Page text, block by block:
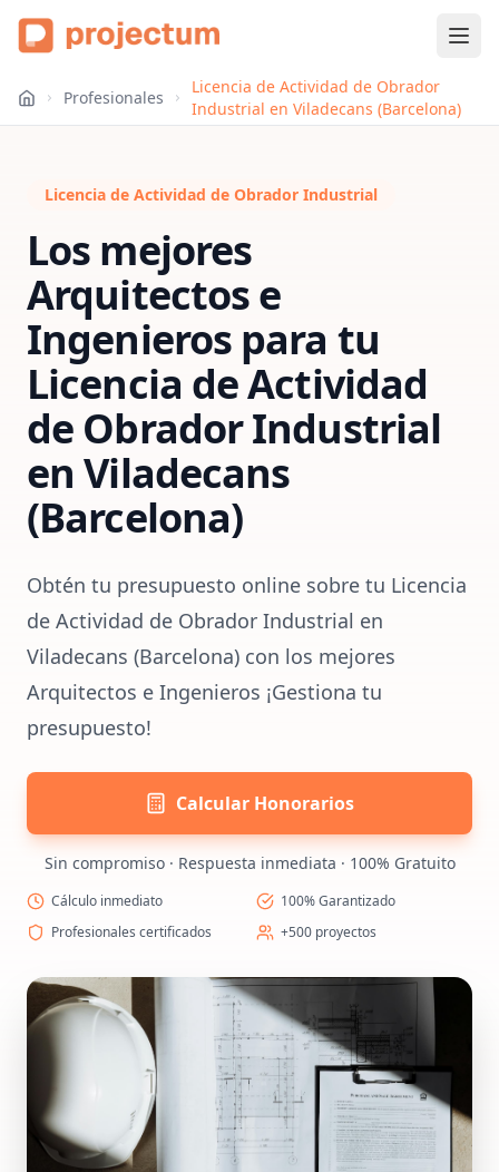
Profesionales
Licencia de Actividad de Obrador
Industrial en Viladecans (Barcelona)
Licencia de Actividad de Obrador Industrial
Los mejores
Arquitectos e
Ingenieros para tu
Licencia de Actividad
de Obrador Industrial
enViladecans
(Barcelona)
Obtén tu presupuesto online sobre tu Licencia
de Actividad de Obrador Industrial en
Viladecans (Barcelona) con los mejores
Arquitectos e Ingenieros ¡Gestiona tu
presupuesto!
Calcular Honorarios
Sin compromiso · Respuesta inmediata · 100% Gratuito
Cálculo inmediato
100% Garantizado
Profesionales certificados
+500 proyectos